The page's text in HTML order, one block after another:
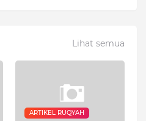
Lihat semua
ARTIKEL RUQYAH